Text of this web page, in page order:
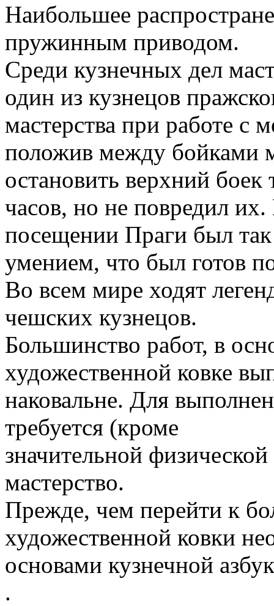
Наибольшее
пружинным приводом.
Среди кузнечных дел
один из кузнецов
мастерства при работе с
положив между бойками
остановить верхний боек
часов, но не повредил
посещении Праги был
умением, что был готов
Во всем мире ходят
чешских кузнецов.
Большинство работ, в
художественной ковке
наковальне. Для
требуется (кроме
значительной
мастерство.
Прежде, чем перейти к
художественной ковки
основами кузнечной
.